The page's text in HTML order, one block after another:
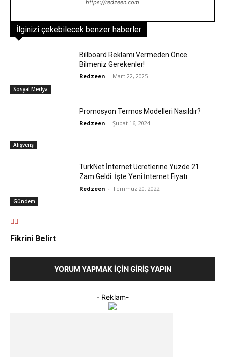
https://redzeen.com
İlginizi çekebilecek benzer haberler
Sosyal Medya
Billboard Reklamı Vermeden Önce
Bilmeniz Gerekenler!
Redzeen - Mart 22, 2025
Alışveriş
Promosyon Termos Modelleri Nasıldır?
Redzeen - Şubat 16, 2024
Gündem
TürkNet İnternet Ücretlerine Yüzde 21
Zam Geldi: İşte Yeni İnternet Fiyatı
Redzeen - Temmuz 20, 2022
Fikrini Belirt
YORUM YAPMAK İÇIN GIRIŞ YAPIN
- Reklam-